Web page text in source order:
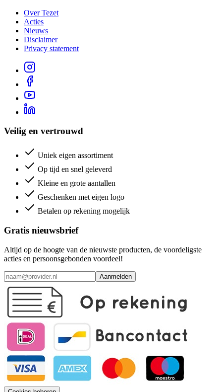
Over Tezet
Acties
Nieuws
Disclaimer
Privacy statement
Veilig en vertrouwd
Uniek eigen assortiment
Op tijd en snel geleverd
Kleine en grote aantallen
Geschenken met eigen logo
Betalen op rekening mogelijk
Gratis nieuwsbrief
Altijd op de hoogte van de nieuwste producten, de voordeligste
acties en persoonsgebonden voordeel!
Aanmelden